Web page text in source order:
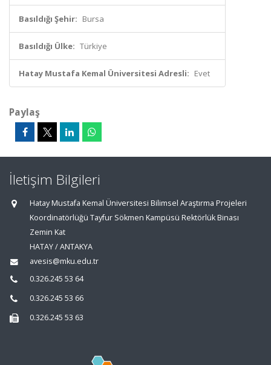
Basıldığı Şehir: Bursa
Basıldığı Ülke: Türkiye
Hatay Mustafa Kemal Üniversitesi Adresli: Evet
Paylaş
İletişim Bilgileri
Hatay Mustafa Kemal Üniversitesi Bilimsel Araştırma Projeleri
Koordinatörlüğü Tayfur Sökmen Kampüsü Rektörlük Binası
Zemin Kat
HATAY / ANTAKYA
avesis@mku.edu.tr
0.326.245 53 64
0.326.245 53 66
0.326.245 53 63